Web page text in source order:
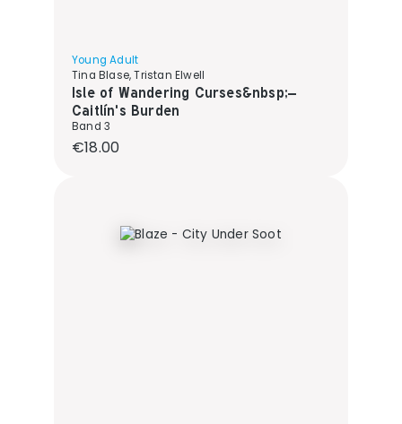
Young Adult
Tina Blase, Tristan Elwell
Isle of Wandering Curses&nbsp;–
Caitlín's Burden
Band 3
Regular price:
€18.00